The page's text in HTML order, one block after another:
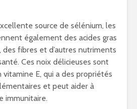
source de sélénium, les
également des acides gras
des fibres et d’autres nutriments
Ces noix délicieuses sont
E, qui a des propriétés
et peut aider à
immunitaire.